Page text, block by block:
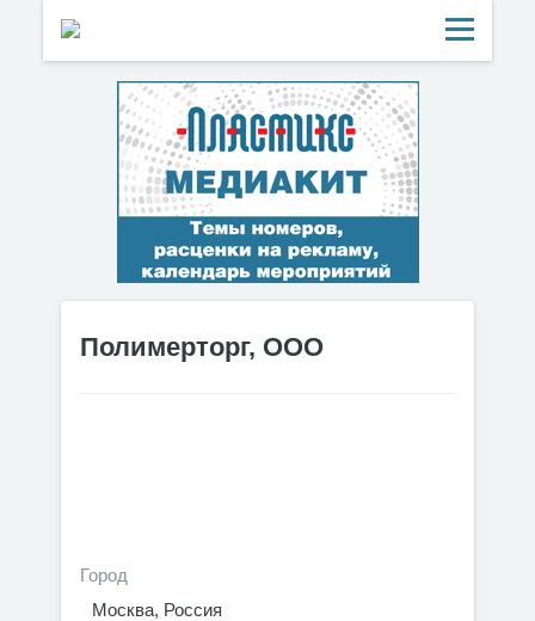
Полимерторг, ООО
Город
Москва, Россия